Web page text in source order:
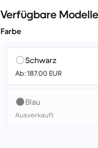
Verfügbare Modelle
Farbe
Schwarz
Ab: 187.00 EUR
Blau
Ausverkauft